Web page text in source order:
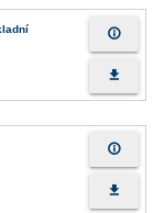
info_outline
file_download
info_outline
file_download